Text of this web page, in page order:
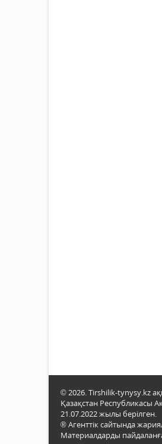
© 2026. Tirshilik-tynysy.kz
Қазақстан Республикасы
21.07.2022 жылы берілген.
® Агенттік сайтында
Материалдарды